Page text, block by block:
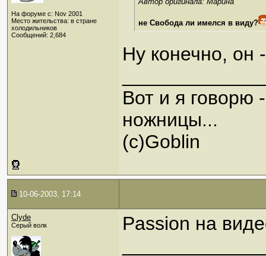
На форуме с: Nov 2001
Место жительства: в стране
холодильников
Сообщений: 2,684
не Свобода ли имелся в виду?
Ну конечно, он
Вот и я говорю
ножницы...
(с)Goblin
10-06-2003, 17:14
Clyde
Серый волк
Passion на